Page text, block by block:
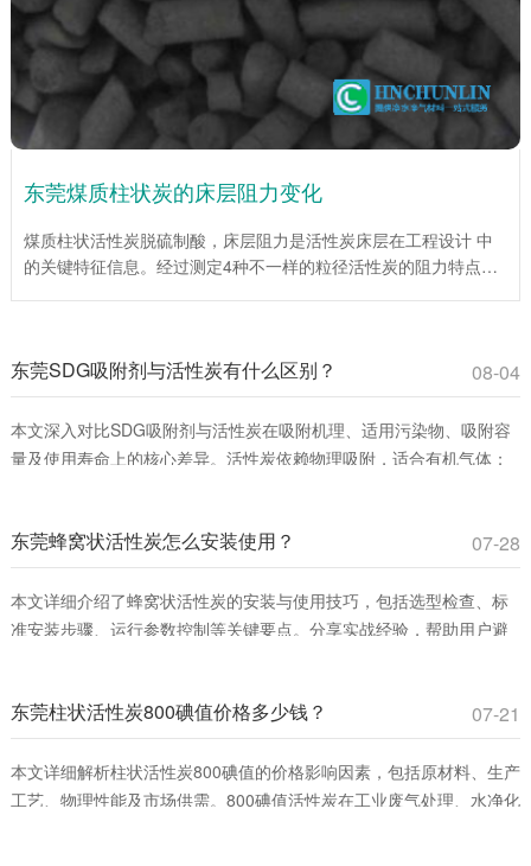
东莞煤质柱状炭的床层阻力变化
煤质柱状活性炭脱硫制酸，床层阻力是活性炭床层在工程设计 中
的关键特征信息。经过测定4种不一样的粒径活性炭的阻力特点，
力较小时对床层平均阻力系数影响很大。活性炭(1mm)床层平均阻
力系数伴随着床层高度的增加而增加，活性炭(4mm、6mm、
10mm)床层平均阻力系数伴随着床层高度的增大而下降。
东莞SDG吸附剂与活性炭有什么区别？ 08-04
本文深入对比SDG吸附剂与活性炭在吸附机理、适用污染物、吸附容
量及使用寿命上的核心差异。活性炭依赖物理吸附，适合有机气体；
东莞蜂窝状活性炭怎么安装使用？ 07-28
本文详细介绍了蜂窝状活性炭的安装与使用技巧，包括选型检查、标
准安装步骤、运行参数控制等关键要点。分享实战经验，帮助用户避
东莞柱状活性炭800碘值价格多少钱？ 07-21
本文详细解析柱状活性炭800碘值的价格影响因素，包括原材料、生产
工艺、物理性能及市场供需。800碘值活性炭在工业废气处理、水净化